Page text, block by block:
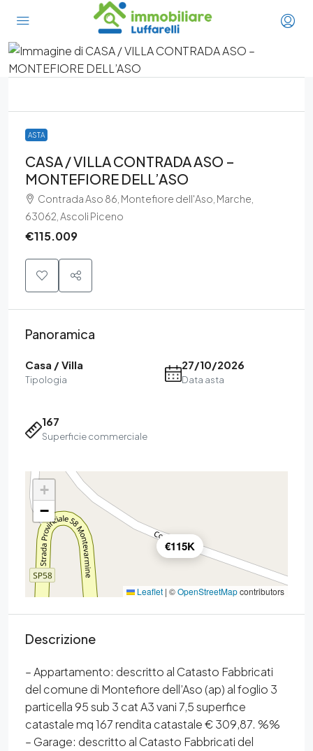
ASTA
CASA / VILLA CONTRADA ASO –
MONTEFIORE DELL’ASO
Contrada Aso 86, Montefiore dell'Aso, Marche,
63062, Ascoli Piceno
€115.009
Panoramica
Casa / Villa
Tipologia
27/10/2026
Data asta
167
Superficie commerciale
€115K
+
−
Leaflet | ©OpenStreetMapcontributors
Descrizione
– Appartamento: descritto al Catasto Fabbricati
del comune di Montefiore dell’Aso (ap) al foglio 3
particella 95 sub 3 cat A3 vani 7,5 superfice
catastale mq 167 rendita catastale € 309,87. %%
– Garage: descritto al Catasto Fabbricati del